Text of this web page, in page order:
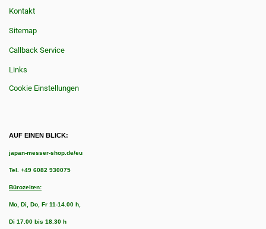
Kontakt
Sitemap
Callback Service
Links
Cookie Einstellungen
AUF EINEN BLICK:
japan-messer-shop.de/eu
Tel. +49 6082 930075
Bürozeiten:
Mo, Di, Do, Fr 11-14.00 h,
Di 17.00 bis 18.30 h